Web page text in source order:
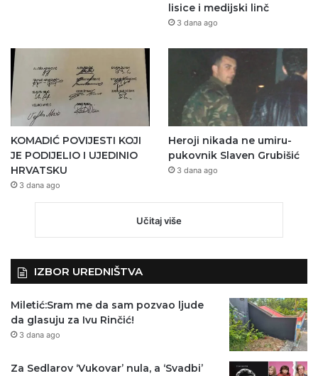
lisice i medijski linč
3 dana ago
KOMADIĆ POVIJESTI KOJI
JE PODIJELIO I UJEDINIO
HRVATSKU
3 dana ago
Heroji nikada ne umiru-
pukovnik Slaven Grubišić
3 dana ago
Učitaj više
IZBOR UREDNIŠTVA
Miletić:Sram me da sam pozvao ljude
da glasuju za Ivu Rinčić!
3 dana ago
Za Sedlarov ‘Vukovar’ nula, a ‘Svadbi’